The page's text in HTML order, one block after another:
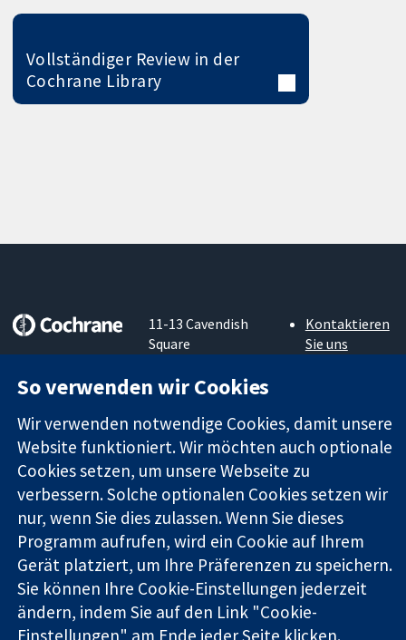
Vollständiger Review in der
Cochrane Library
Zuverlässige
Evidenz
Informierte
Entscheidungen
Bessere
Gesundheit
11-13 Cavendish
Square
W1G0AN
Königreich
Kontaktieren
Sie uns
Cochrane
Library
Die Cochrane Collaboration ist eine gemeinützige Organisation
(Nr. 1045921) und in England und in Wales als eine Gesellschaft
mit beschränkter Haftung (Nr. 03044323) registriert.
Umsatzsteuer-Identifikationsnummer GB 718 2127 49.
Copyright © 2026 The Cochrane Collaboration
So verwenden wir Cookies
Wir verwenden notwendige Cookies, damit unsere
Website funktioniert. Wir möchten auch optionale
Cookies setzen, um unsere Webseite zu
verbessern. Solche optionalen Cookies setzen wir
nur, wenn Sie dies zulassen. Wenn Sie dieses
Programm aufrufen, wird ein Cookie auf Ihrem
Gerät platziert, um Ihre Präferenzen zu speichern.
Sie können Ihre Cookie-Einstellungen jederzeit
ändern, indem Sie auf den Link "Cookie-
Einstellungen" am Ende jeder Seite klicken.